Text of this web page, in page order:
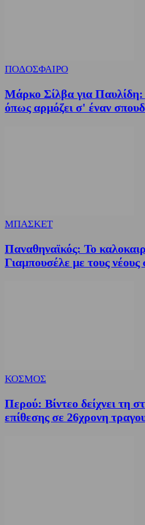
ΠΟΔΟΣΦΑΙΡΟ
Μάρκο Σίλβα για Παυλίδη:
όπως αρμόζει σ' έναν
ΜΠΑΣΚΕΤ
Παναθηναϊκός: Το
Γιαμπουσέλε με τους νέους
ΚΟΣΜΟΣ
Περού: Βίντεο δείχνει τη
επίθεσης σε 26χρονη